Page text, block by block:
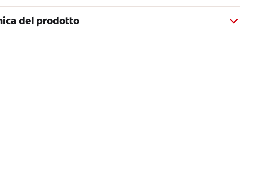
del prodotto